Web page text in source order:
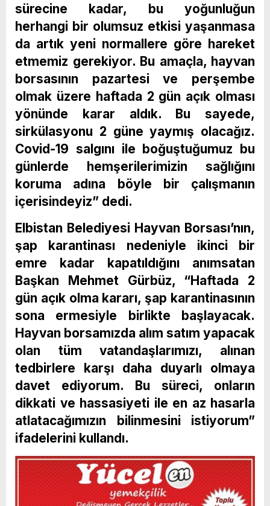
sürecine kadar, bu yoğunluğun
herhangi bir olumsuz etkisi yaşanmasa
da artık yeni normallere göre hareket
etmemiz gerekiyor. Bu amaçla, hayvan
borsasının pazartesi ve perşembe
olmak üzere haftada 2 gün açık olması
yönünde karar aldık. Bu sayede,
sirkülasyonu 2 güne yaymış olacağız.
Covid-19 salgını ile boğuştuğumuz bu
günlerde hemşerilerimizin sağlığını
koruma adına böyle bir çalışmanın
içerisindeyiz” dedi.
Elbistan Belediyesi Hayvan Borsası’nın,
şap karantinası nedeniyle ikinci bir
emre kadar kapatıldığını anımsatan
Başkan Mehmet Gürbüz, “Haftada 2
gün açık olma kararı, şap karantinasının
sona ermesiyle birlikte başlayacak.
Hayvan borsamızda alım satım yapacak
olan tüm vatandaşlarımızı, alınan
tedbirlere karşı daha duyarlı olmaya
davet ediyorum. Bu süreci, onların
dikkati ve hassasiyeti ile en az hasarla
atlatacağımızın bilinmesini istiyorum”
ifadelerini kullandı.